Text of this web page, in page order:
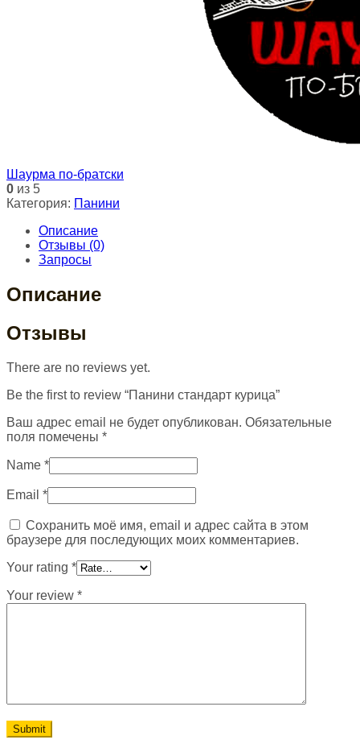
Шаурма по-братски
0 из 5
Категория: Панини
Описание
Отзывы (0)
Запросы
Описание
Отзывы
There are no reviews yet.
Be the first to review “Панини стандарт курица”
Ваш адрес email не будет опубликован. Обязательные
поля помечены *
Name *
Email *
Сохранить моё имя, email и адрес сайта в этом
браузере для последующих моих комментариев.
Your rating *
Your review *